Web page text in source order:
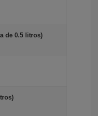
de 0.5 litros)